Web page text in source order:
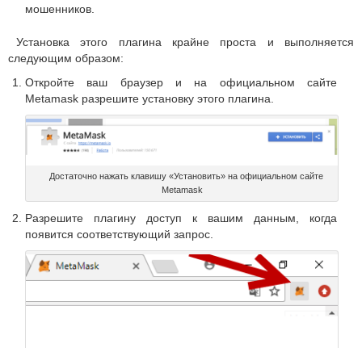
мошенников.
Установка этого плагина крайне проста и выполняется
следующим образом:
Откройте ваш браузер и на официальном сайте
Metamask разрешите установку этого плагина.
Достаточно нажать клавишу «Установить» на официальном сайте
Metamask
Разрешите плагину доступ к вашим данным, когда
появится соответствующий запрос.